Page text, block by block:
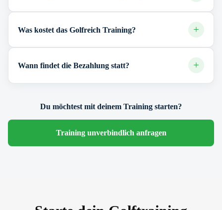
Was kostet das Golfreich Training? +
Wann findet die Bezahlung statt? +
Du möchtest mit deinem Training starten?
Training unverbindlich anfragen